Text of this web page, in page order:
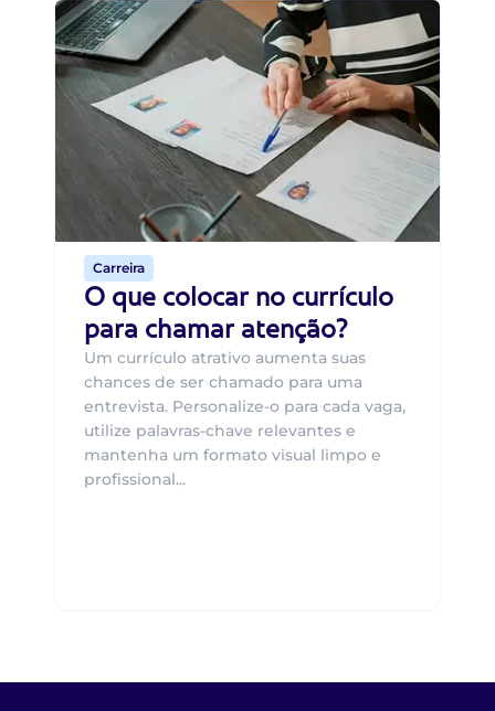
Carreira
O que colocar no currículo
para chamar atenção?
Um currículo atrativo aumenta suas
chances de ser chamado para uma
entrevista. Personalize-o para cada vaga,
utilize palavras-chave relevantes e
mantenha um formato visual limpo e
profissional...